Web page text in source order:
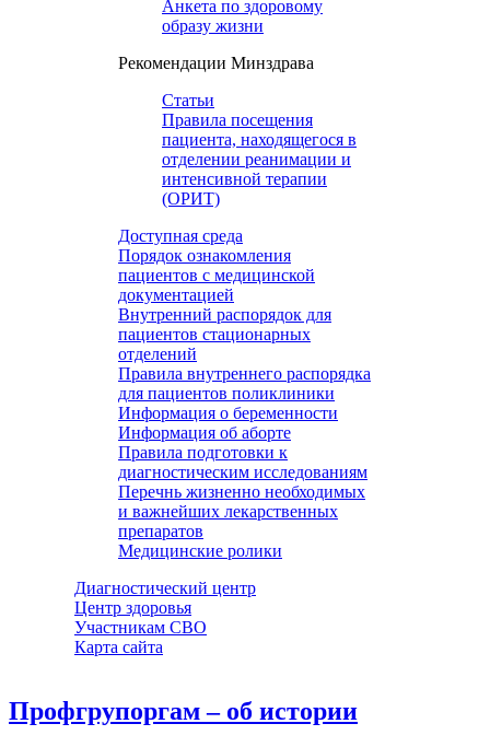
Анкета по здоровому
образу жизни
Рекомендации Минздрава
Статьи
Правила посещения
пациента, находящегося в
отделении реанимации и
интенсивной терапии
(ОРИТ)
Доступная среда
Порядок ознакомления
пациентов с медицинской
документацией
Внутренний распорядок для
пациентов стационарных
отделений
Правила внутреннего распорядка
для пациентов поликлиники
Информация о беременности
Информация об аборте
Правила подготовки к
диагностическим исследованиям
Перечнь жизненно необходимых
и важнейших лекарственных
препаратов
Медицинские ролики
Диагностический центр
Центр здоровья
Участникам СВО
Карта сайта
Профгрупоргам – об истории